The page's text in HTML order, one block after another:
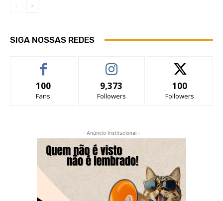
SIGA NOSSAS REDES
100
Fans
9,373
Followers
100
Followers
- Anúncio Institucional -